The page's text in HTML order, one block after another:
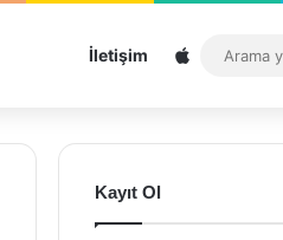
İletişim Sitemap
Kayıt Ol